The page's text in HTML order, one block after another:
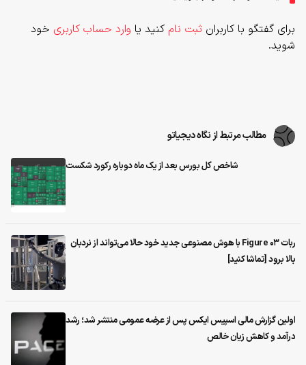
برای گفتگو با کاربران ثبت نام کنید یا وارد حساب کاربری خود
شوید.
مطالب مرتبط از نگاه دیجیاتو
شاخص کل بورس بعد از یک ماه دوباره رکورد شکست
ربات Figure 03 با هوش مصنوعی جدید خود حالا می‌تواند از نردبان
بالا برود [تماشا کنید]
اولین گزارش مالی اسپیس ایکس پس از عرضه عمومی منتشر شد؛ رشد
درآمد و کاهش زیان خالص